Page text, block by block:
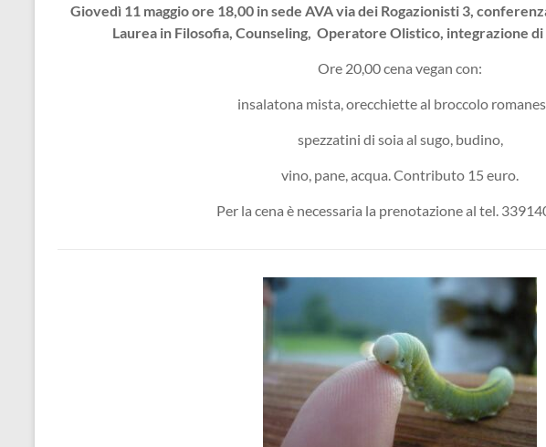
Giovedì 11 maggio ore 18,00 in sede AVA via dei Rogazionisti 3,
Laurea in Filosofia, Counseling, Operatore Olistico, integrazione
Ore 20,00 cena vegan con:
insalatona mista, orecchiette al broccolo
spezzatini di soia al sugo, budino,
vino, pane, acqua. Contributo 15 euro.
Per la cena è necessaria la prenotazione al tel.